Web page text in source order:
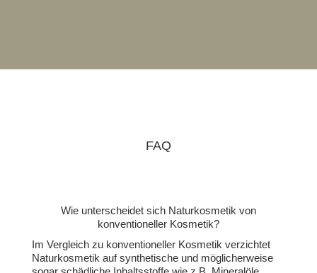
FAQ
Wie unterscheidet sich Naturkosmetik von
konventioneller Kosmetik?
Im Vergleich zu konventioneller Kosmetik verzichtet
Naturkosmetik auf synthetische und möglicherweise